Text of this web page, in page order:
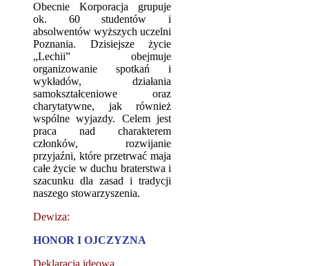
Obecnie Korporacja grupuje
ok. 60 studentów i
absolwentów wyższych uczelni
Poznania. Dzisiejsze życie
„Lechii” obejmuje
organizowanie spotkań i
wykładów, działania
samokształceniowe oraz
charytatywne, jak również
wspólne wyjazdy. Celem jest
praca nad charakterem
członków, rozwijanie
przyjaźni, które przetrwać maja
całe życie w duchu braterstwa i
szacunku dla zasad i tradycji
naszego stowarzyszenia.
Dewiza:
HONOR I OJCZYZNA